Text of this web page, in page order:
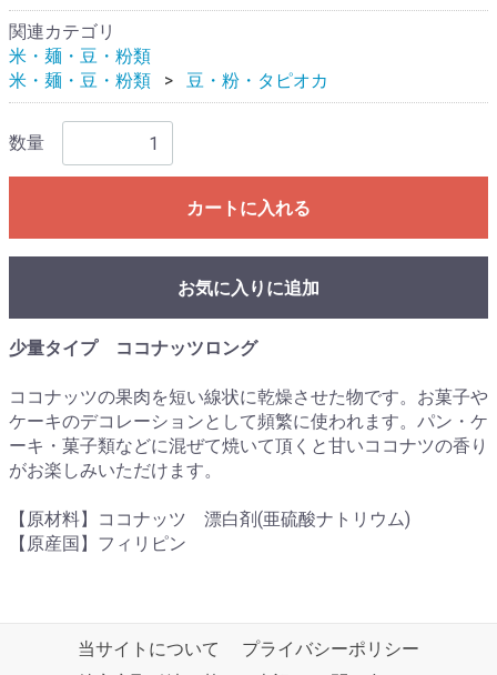
関連カテゴリ
米・麺・豆・粉類
米・麺・豆・粉類
豆・粉・タピオカ
数量
カートに入れる
お気に入りに追加
少量タイプ ココナッツロング
ココナッツの果肉を短い線状に乾燥させた物です。お菓子や
ケーキのデコレーションとして頻繁に使われます。パン・ケ
ーキ・菓子類などに混ぜて焼いて頂くと甘いココナツの香り
がお楽しみいただけます。
【原材料】ココナッツ 漂白剤(亜硫酸ナトリウム)
【原産国】フィリピン
当サイトについて
プライバシーポリシー